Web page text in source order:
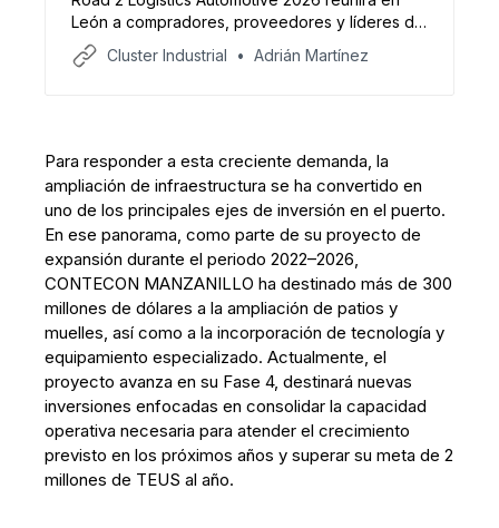
León a compradores, proveedores y líderes de
la cadena logística automotriz, con paneles,
talleres, más de 600 citas B2B y oportunidades
Cluster Industrial Adrián Martínez
Para responder a esta creciente demanda, la
ampliación de infraestructura se ha convertido en
uno de los principales ejes de inversión en el puerto.
En ese panorama, como parte de su proyecto de
expansión durante el periodo 2022–2026,
CONTECON MANZANILLO ha destinado más de 300
millones de dólares a la ampliación de patios y
muelles, así como a la incorporación de tecnología y
equipamiento especializado. Actualmente, el
proyecto avanza en su Fase 4, destinará nuevas
inversiones enfocadas en consolidar la capacidad
operativa necesaria para atender el crecimiento
previsto en los próximos años y superar su meta de 2
millones de TEUS al año.